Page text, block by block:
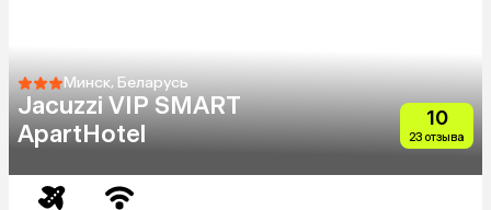
Минск, Беларусь
Jacuzzi VIP SMART
ApartHotel
10
23 отзыва